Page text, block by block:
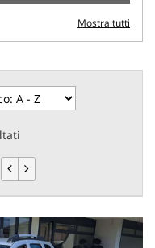
Mostra tutti